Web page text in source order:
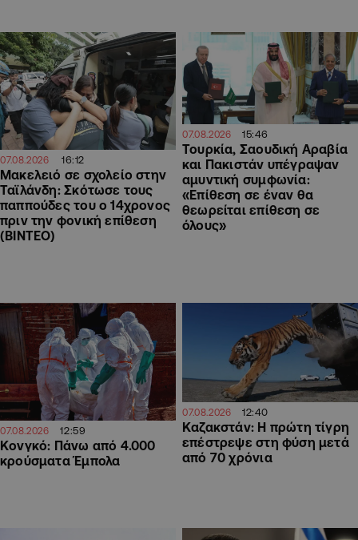
07.08.2026 16:12
Μακελειό σε σχολείο στην
Ταϊλάνδη: Σκότωσε τους
παππούδες του ο 14χρονος
πριν την φονική επίθεση
(ΒΙΝΤΕΟ)
07.08.2026 15:46
Τουρκία, Σαουδική Αραβία
και Πακιστάν υπέγραψαν
αμυντική συμφωνία:
«Επίθεση σε έναν θα
θεωρείται επίθεση σε
όλους»
07.08.2026 12:59
Κονγκό: Πάνω από 4.000
κρούσματα Έμπολα
07.08.2026 12:40
Καζακστάν: Η πρώτη τίγρη
επέστρεψε στη φύση μετά
από 70 χρόνια